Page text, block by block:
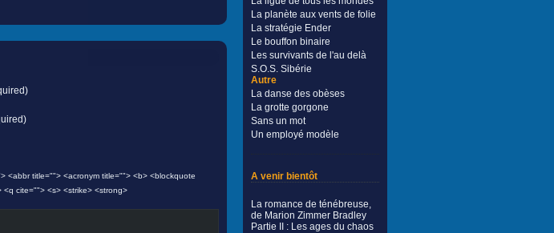
<abbr title=""> <acronym title=""> <b> <blockquote
cite=""> <s> <strike> <strong>
La planète aux vents de folie
La stratégie Ender
Le bouffon binaire
Les survivants de l'au delà
S.O.S. Sibérie
Autre
La danse des obèses
La grotte gorgone
Sans un mot
Un employé modèle
A venir bientôt
La romance de ténébreuse,
de Marion Zimmer Bradley
Partie II : Les ages du chaos